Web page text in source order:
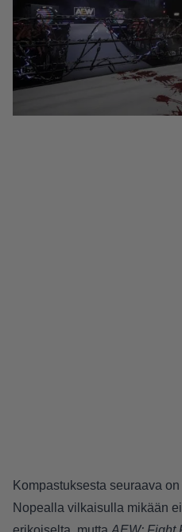
Kompastuksesta seuraava
Nopealla vilkaisulla mikään